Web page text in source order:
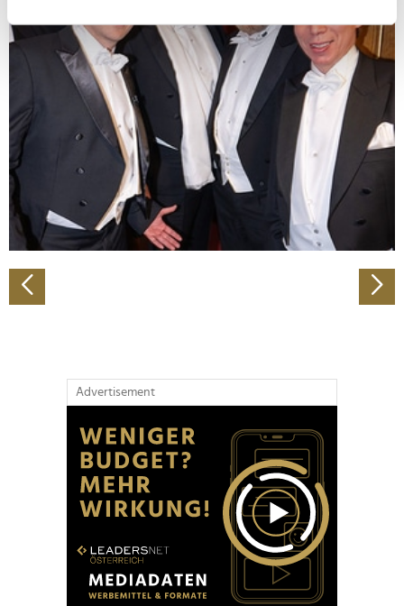
bestimmten Merkmalen (Fingerprinting) identifizieren
Erfahren Sie mehr darüber, wie Ihre persönlichen Daten
verarbeitet werden, und legen Sie Ihre Präferenzen im
Abschnitt Einzelheiten
fest.
Wir verwenden Cookies, um Inhalte und Anzeigen zu
personalisieren, Funktionen für soziale Medien anbieten
zu können und die Zugriffe auf unsere Website zu
analysieren. Außerdem geben wir Informationen zu Ihrer
Verwendung unserer Website an unsere Partner für
Partner führen diese Informationen möglicherweise mit
weiteren Daten zusammen, die Sie ihnen bereitgestellt
Advertisement